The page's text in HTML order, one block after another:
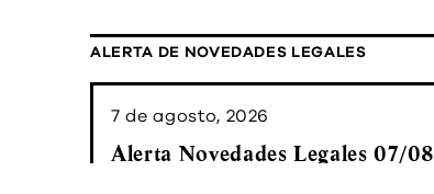
ALERTA DE NOVEDADES LEGALES
7 de agosto, 2026
Alerta Novedades Legales 07/08